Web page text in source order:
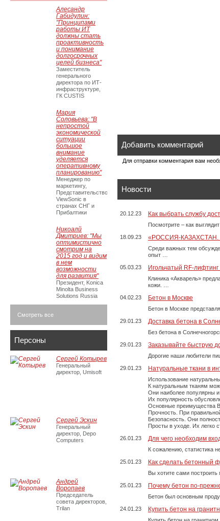
Добавить комментарий
Для отправки комментария вам
Новости
20.12.23 Как выбрать службу
Посмотрите – как
18.09.23
«РОССИЯ-
Среди важных тем
опыт …
05.03.23
Игольчатый RF-лифтинг
Клиника «Акварель»
кожи. …
04.02.23
Бетон в Москве
Бетон в Москве
29.01.23
Доставка бетона в
Без бетона в
29.01.23
Заказывайте быструю
Дорогие наши любители
29.01.23
Натуральные ткани в
Использование
К натуральным тканям
Они наиболее популярны и
Их популярность
Основные преимущества В
Прочность. При
Безопасность. Они
Просты в уходе. Их легко
26.01.23
Для чего необходим
К сожалению, статистика
25.01.23
Как сделать бетонный
Вы хотите сами
25.01.23
Почему бетон по-
Бетон был основным
24.01.23
Купить бетон на
Алесандр
Габидулин:
"Принципами
работы ИТ
должны стать
проактивность
и понимание
долгосрочных
целей бизнеса"
Заместитель
генерального
директора по ИТ-
инфраструктуре,
ГК CUSTIS
Мария
Соловьева: "В
непростой
экономической
ситуации
большое
внимание
уделяется
оперативному
планированию"
Менеджер по
маркетингу,
Представительство
ViewSonic в
странах СНГ и
Прибалтики
Никоалй
Дмитриев: "Мы
оптимистично
смотрим на
2015 год и видим
в нем
возможности
для развития"
Президент, Konica
Minolta Business
Solutions Russia
Смотреть все
Персоны
Сергей Котырев
Генеральный
директор, Umisoft
Сергей Эскин
Генеральный
директор, Depo
Computers
Андрей
Воропаев
Председатель
совета директоров,
Trilan